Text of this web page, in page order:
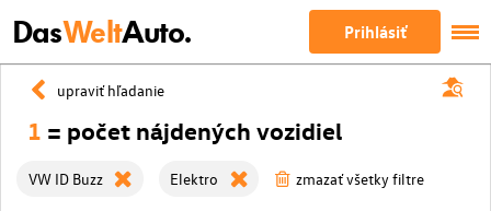
DasWeltAuto. Prihlásiť
upraviť hľadanie
1 = počet nájdených vozidiel
VW ID Buzz Elektro zmazať všetky filtre